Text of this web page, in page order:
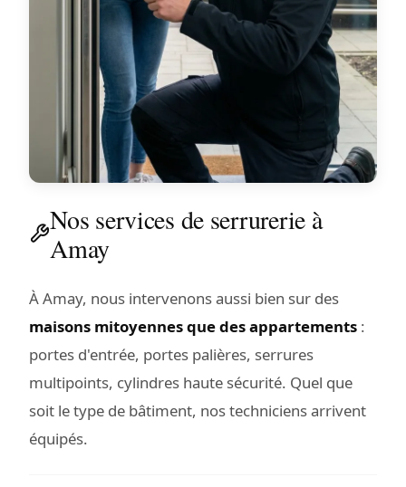
Nos services de serrurerie à
Amay
À Amay, nous intervenons aussi bien sur des
maisons mitoyennes que des appartements :
portes d'entrée, portes palières, serrures
multipoints, cylindres haute sécurité. Quel que
soit le type de bâtiment, nos techniciens arrivent
équipés.